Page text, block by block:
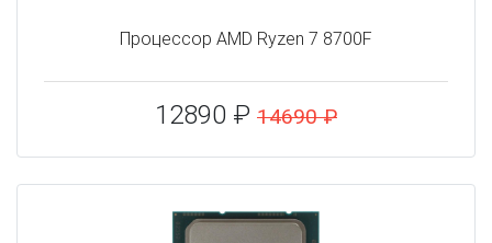
Процессор AMD Ryzen 7 8700F
12890 ₽ 14690 ₽